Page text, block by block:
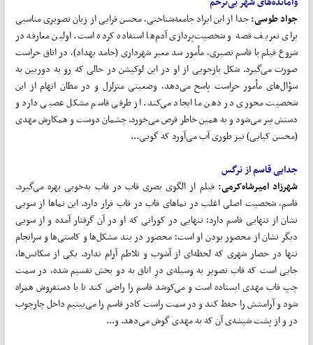
جواد طوسی:جدا از این ایراد جامعه‌شناختی، محسن قرایی از زبان تصویری مناسبی
برای تعریف قصه و شخصیت‌پردازی آدم‌ها استفاده کرده است. اولین معارفه در
شروع فیلم با قاسم نصیری، مأمور سد معبر شهرداری (حامد بهداد)، در اتاق حراست
صورت می‌گیرد. شکل بازجویی از او در این لوکیشن در حالی که رو به دوربین به
سؤال‌های مأمور حراست پاسخ می‌دهد، وضعیتی متزلزل و در مظان اتهام از این
شخصیت محوری در ذهن ما ایجاد می‌کند. از طرفی قاسم مشکل عصبی دارد و
دستش سِر می‌شود و به همین خاطر قرص می‌خورد. چشمان دوست و همکارش مهدی
(محسن کیایی) نیز طوری آب می‌آورد که گویی...
جدایی قاسم از نرگس
شهرزاد امیرشاهکرمی: فیلم از الگوی بصری قاب در قاب به‌خوبی بهره می‌گیرد.
قاسم، شخصیت اصلی اغلب در نماهای قاب در قاب قرار دارد. این نماها از سویی
نشان از تنهایی قاسم دارد؛ تنهایی در کورانی که او در آن گرفتار آمده و از سویی
دیگر نشان از محصور بودن او است؛ محصور در بند مشکل‌ها و کاستی‌ها و سرانجام
تنها در حصار شهری که لحظه‌ای از آشوب و تلاطم آرام ندارد. یکی از سکانس‌ها،
جایی است که قاب تصویر به وسیله‌ی درِ اتاق به دو بخش تقسیم شده، در سمت
چپ قاب مهدی ایستاده است و می‌کوشد قاسم را راضی کند تا با دستفروش همراه
شود و آرامشش را حفظ کند و در سمت راست کادر قاسم را می‌بینیم داخل چارچوب
در و از پشت شیشه‌ی آن که به مهدی گوش می‌دهد. و...